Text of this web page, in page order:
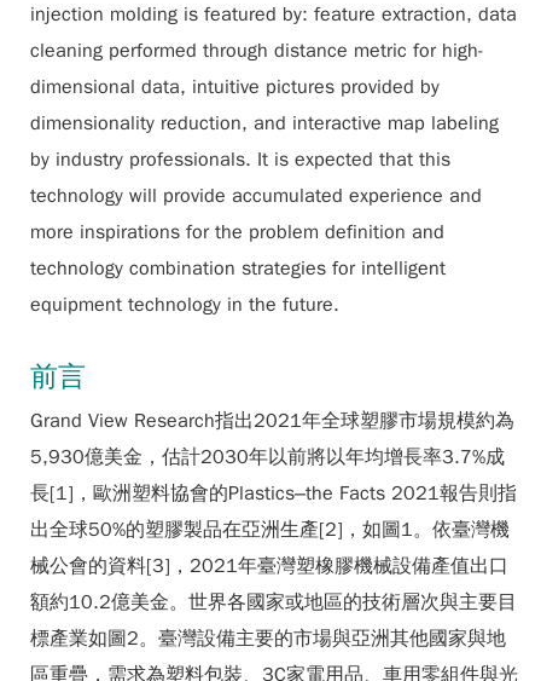
injection molding is featured by: feature extraction, data
cleaning performed through distance metric for high-
dimensional data, intuitive pictures provided by
dimensionality reduction, and interactive map labeling
by industry professionals. It is expected that this
technology will provide accumulated experience and
more inspirations for the problem definition and
technology combination strategies for intelligent
equipment technology in the future.
前言
Grand View Research指出2021年全球塑膠市場規模約為
5,930億美金，估計2030年以前將以年均增長率3.7%成
長[1]，歐洲塑料協會的Plastics–the Facts 2021報告則指
出全球50%的塑膠製品在亞洲生產[2]，如圖1。依臺灣機
械公會的資料[3]，2021年臺灣塑橡膠機械設備產值出口
額約10.2億美金。世界各國家或地區的技術層次與主要目
標產業如圖2。臺灣設備主要的市場與亞洲其他國家與地
區重疊，需求為塑料包裝、3C家電用品、車用零組件與光